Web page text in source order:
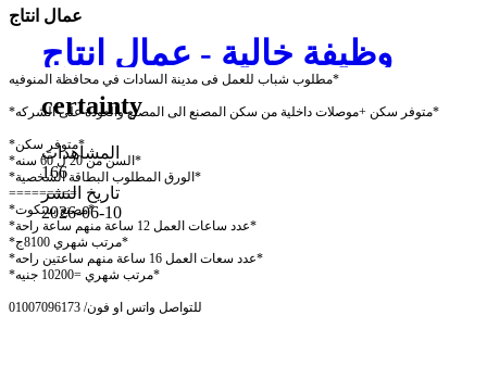
وظيفة خالية - عمال انتاج
certainty
المشاهدات
166
تاريخ النشر
2026-06-10
عمال انتاج
مطلوب شباب للعمل فى مدينة السادات في محافظة المنوفيه*
*متوفر سكن +موصلات داخلية من سكن المصنع الى المصنع والعودة على الشركه*
*متوفر سكن*
*السن من 20 ل 60 سنه*
*الورق المطلوب البطاقة الشخصية*
=========
*مصنع بسكوت*
*عدد ساعات العمل 12 ساعة منهم ساعة راحة*
*مرتب شهري 8100ج*
*عدد سعات العمل 16 ساعة منهم ساعتين راحه*
*مرتب شهري =10200 جنيه*
للتواصل واتس او فون/ 01007096173